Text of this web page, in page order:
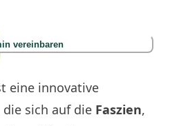
Kontakt
Namen ein
E-Mail-Adresse ein
vereinbaren
eine innovative
sich auf die Faszien,